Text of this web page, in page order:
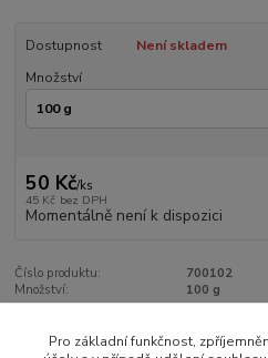
Dostupnost
Není skladem
Množství
50 Kč/ks
45 Kč bez DPH
Momentálně není k dispozici
Číslo produktu:
700102
Množství:
100 g
Zboží zařazeno v
Pro základní funkčnost,